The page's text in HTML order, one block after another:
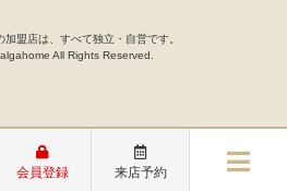
盟店は、すべて独立・自営です。
All Rights Reserved.
会員登録 来店予約